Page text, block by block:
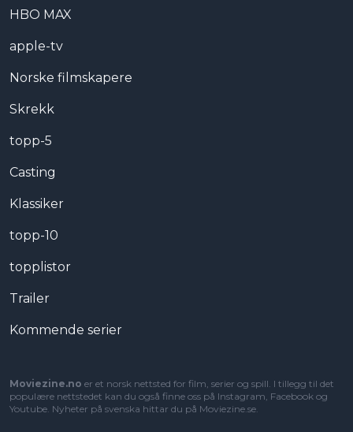
HBO MAX
apple-tv
Norske filmskapere
Skrekk
topp-5
Casting
Klassiker
topp-10
topplistor
Trailer
Kommende serier
Moviezine.no er et norsk nettsted for film, serier og spill. I tillegg til det
populære nettstedet kan du også finne oss på Instagram, Facebook og
Youtube. Nyheter på svenska hittar du på Moviezine.se.